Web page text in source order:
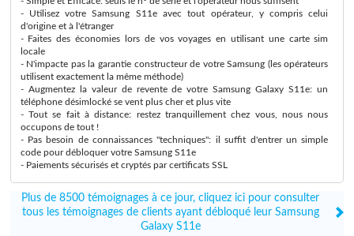
- Utilisez votre Samsung S11e avec tout opérateur, y compris celui
d'origine et à l'étranger
- Faites des économies lors de vos voyages en utilisant une carte sim
locale
- N'impacte pas la garantie constructeur de votre Samsung (les opérateurs
utilisent exactement la même méthode)
- Augmentez la valeur de revente de votre Samsung Galaxy S11e: un
téléphone désimlocké se vent plus cher et plus vite
- Tout se fait à distance: restez tranquillement chez vous, nous nous
occupons de tout !
- Pas besoin de connaissances "techniques": il suffit d'entrer un simple
code pour débloquer votre Samsung S11e
- Paiements sécurisés et cryptés par certificats SSL
Plus de 8500 témoignages à ce jour, cliquez ici pour consulter
tous les témoignages de clients ayant débloqué leur Samsung
Galaxy S11e